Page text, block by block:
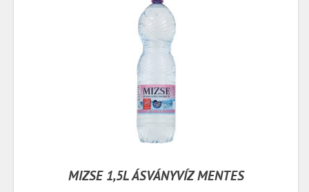
MIZSE 1,5L ÁSVÁNYVÍZ MENTES